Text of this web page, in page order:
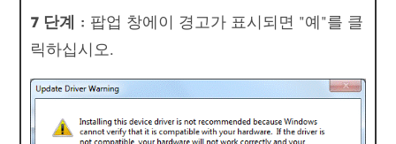
7 단계 : 팝업 창에이 경고가 표시되면 "예"를 클
릭하십시오.